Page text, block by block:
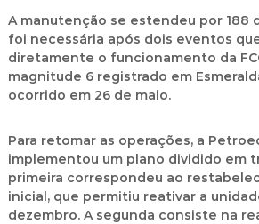
A manutenção se estendeu por 188
foi necessária após dois eventos
diretamente o funcionamento da
magnitude 6 registrado em
ocorrido em 26 de maio.
Para retomar as operações, a
implementou um plano dividido em
primeira correspondeu ao
inicial, que permitiu reativar a
dezembro. A segunda consiste na